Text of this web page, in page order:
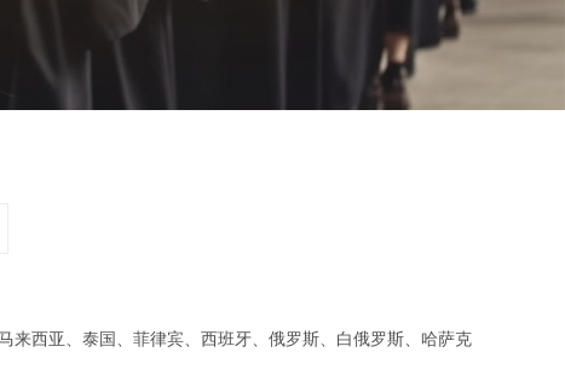
西亚、泰国、菲律宾、西班牙、俄罗斯、白俄罗斯、哈萨克